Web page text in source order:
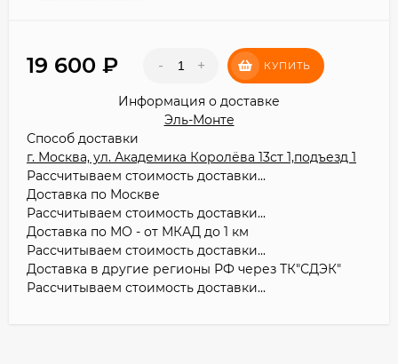
19 600 - + КУПИТЬ
Информация о доставке
Эль-Монте
Способ доставки
г. Москва, ул. Академика Королёва 13ст 1,подъезд 1
Рассчитываем стоимость доставки...
Доставка по Москве
Рассчитываем стоимость доставки...
Доставка по МО - от МКАД до 1 км
Рассчитываем стоимость доставки...
Доставка в другие регионы РФ через ТК"СДЭК"
Рассчитываем стоимость доставки...